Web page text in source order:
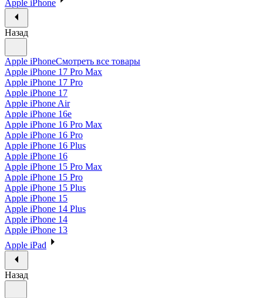
Apple iPhone
Назад
Apple iPhoneСмотреть все товары
Apple iPhone 17 Pro Max
Apple iPhone 17 Pro
Apple iPhone 17
Apple iPhone Air
Apple iPhone 16e
Apple iPhone 16 Pro Max
Apple iPhone 16 Pro
Apple iPhone 16 Plus
Apple iPhone 16
Apple iPhone 15 Pro Max
Apple iPhone 15 Pro
Apple iPhone 15 Plus
Apple iPhone 15
Apple iPhone 14 Plus
Apple iPhone 14
Apple iPhone 13
Apple iPad
Назад